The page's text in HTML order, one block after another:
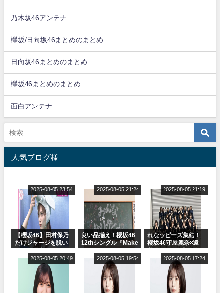
乃木坂46アンテナ
欅坂/日向坂46まとめのまとめ
日向坂46まとめのまとめ
欅坂46まとめのまとめ
面白アンテナ
人気ブログ様
【櫻坂46】田村保乃
だけジャージを脱い
2025-08-05 23:54
良い品揃え！櫻坂46
12thシングル『Make
ャルグッズ絶賛販売
2025-08-05 21:24
れなッピーズ集結！
櫻坂46守屋麗奈×遠
ット！」水曜スタジ
オ出演決定
2025-08-05 21:19
2025-08-05 20:49 2025-08-05 19:54 2025-08-05 17:24